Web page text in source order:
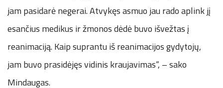
jam pasidarė negerai. Atvykęs asmuo jau rado aplink jį
esančius medikus ir žmonos dėdė buvo išvežtas į
reanimaciją. Kaip suprantu iš reanimacijos gydytojų,
jam buvo prasidėjęs vidinis kraujavimas“, – sako
Mindaugas.